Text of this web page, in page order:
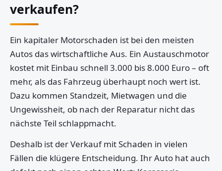
verkaufen?
Ein kapitaler Motorschaden ist bei den meisten
Autos das wirtschaftliche Aus. Ein Austauschmotor
kostet mit Einbau schnell 3.000 bis 8.000 Euro – oft
mehr, als das Fahrzeug überhaupt noch wert ist.
Dazu kommen Standzeit, Mietwagen und die
Ungewissheit, ob nach der Reparatur nicht das
nächste Teil schlappmacht.
Deshalb ist der Verkauf mit Schaden in vielen
Fällen die klügere Entscheidung. Ihr Auto hat auch